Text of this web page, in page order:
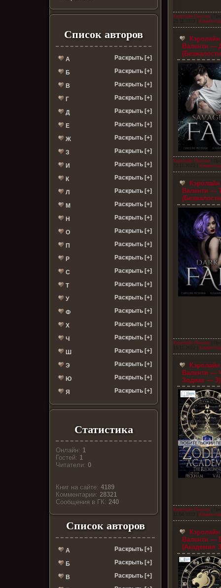
Список авторов
А Раскрыть [+]
Б Раскрыть [+]
В Раскрыть [+]
Г Раскрыть [+]
Д Раскрыть [+]
Е Раскрыть [+]
Ж Раскрыть [+]
З Раскрыть [+]
И Раскрыть [+]
К Раскрыть [+]
Л Раскрыть [+]
М Раскрыть [+]
Н Раскрыть [+]
О Раскрыть [+]
П Раскрыть [+]
Р Раскрыть [+]
С Раскрыть [+]
Т Раскрыть [+]
У Раскрыть [+]
Ф Раскрыть [+]
Х Раскрыть [+]
Ч Раскрыть [+]
Ш Раскрыть [+]
Э Раскрыть [+]
Ю Раскрыть [+]
Я Раскрыть [+]
Статистика
Онлайн: 1
Гостей: 1
Читатели:0
Книг на сайте:4189
Комментарии:28321
Cообщения в ГК:240
Список авторов
А Раскрыть [+]
Б Раскрыть [+]
В Раскрыть [+]
Кэролайн Пекхэм
Валенти —
Кэролайн Пекхэм
Валенти —
Кэролайн Пекхэм
Валенти —
Зодиак — 3)
Кэролайн Пекхэм
Валенти —
(Академия